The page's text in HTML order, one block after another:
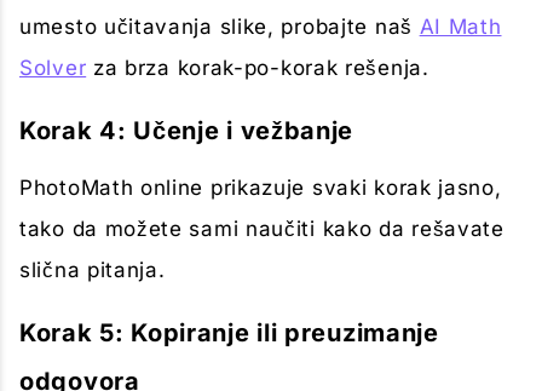
umesto učitavanja slike, probajte naš AI Math
Solver za brza korak-po-korak rešenja.
Korak 4: Učenje i vežbanje
PhotoMath online prikazuje svaki korak jasno,
tako da možete sami naučiti kako da rešavate
slična pitanja.
Korak 5: Kopiranje ili preuzimanje
odgovora